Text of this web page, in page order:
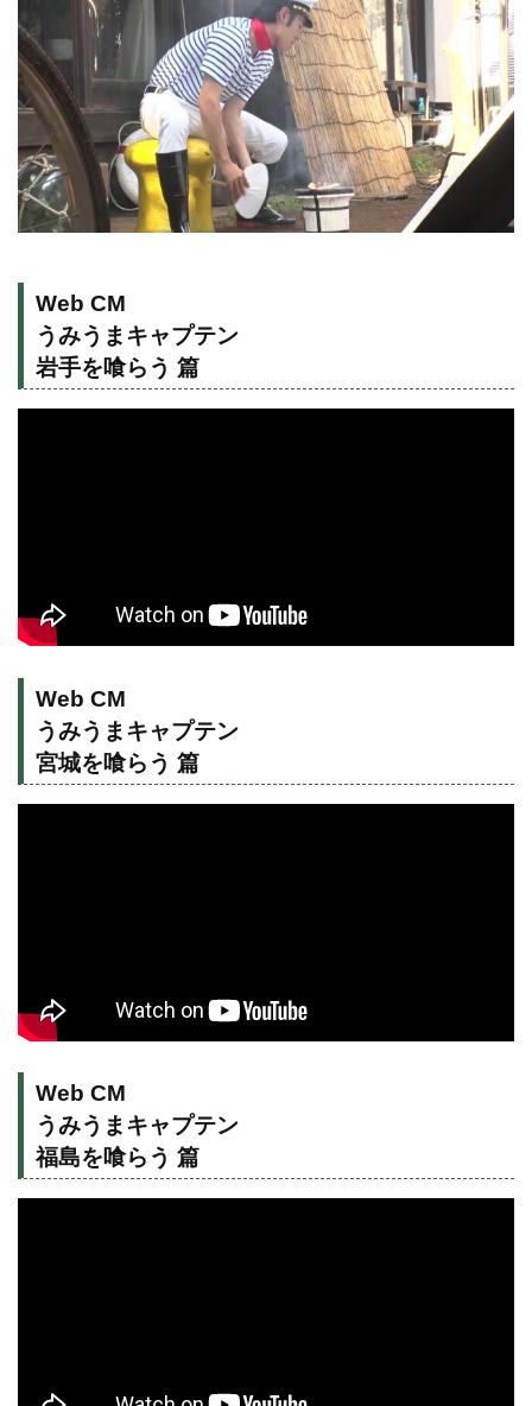
Web CM
うみうまキャプテン
岩手を喰らう 篇
Web CM
うみうまキャプテン
宮城を喰らう 篇
Web CM
うみうまキャプテン
福島を喰らう 篇